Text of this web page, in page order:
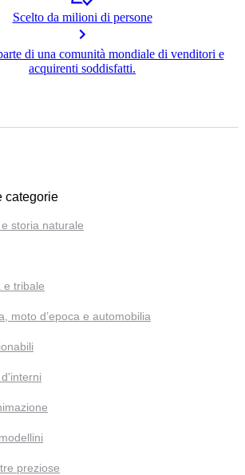
Scelto da milioni di persone
di una comunità mondiale di venditori e
acquirenti soddisfatti.
categorie
storia naturale
e tribale
moto d’epoca e automobilia
preziose